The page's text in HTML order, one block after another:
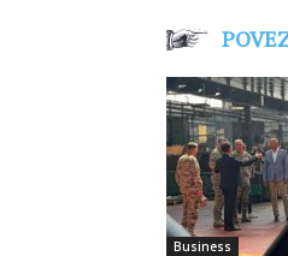
Business